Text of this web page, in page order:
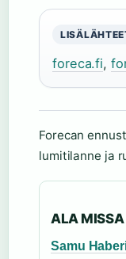
foreca.fi,
Forecan
lumitilanne ja
ALA MISSA
Samu